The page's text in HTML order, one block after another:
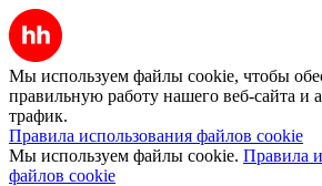
Мы используем файлы cookie, чтобы
правильную работу нашего веб-сайта и
трафик.
Правила использования файлов cookie
Мы используем файлы cookie. Правила
файлов cookie